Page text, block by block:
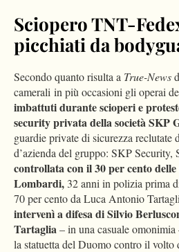
Sciopero TNT-
picchiati da
Secondo quanto risulta a True-News
camerali in più occasioni gli operai
imbattuti durante scioperi e
security privata della società SKP
guardie private di sicurezza reclutate
d’azienda del gruppo: SKP Security,
controllata con il 30 per cento
Lombardi, 32 anni in polizia prima
70 per cento da Luca Antonio
intervenì a difesa di Silvio
Tartaglia – in una casuale
la statuetta del Duomo contro il volto